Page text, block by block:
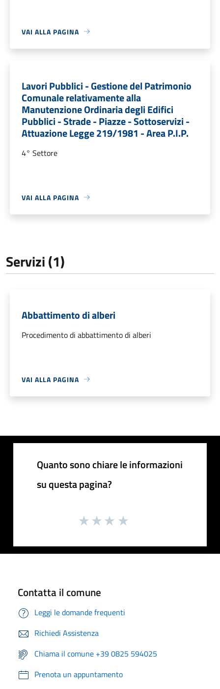
VAI ALLA PAGINA
Lavori Pubblici - Gestione del Patrimonio
Comunale relativamente alla
Manutenzione Ordinaria degli Edifici
Pubblici - Strade - Piazze - Sottoservizi -
Attuazione Legge 219/1981 - Area P.I.P.
4° Settore
VAI ALLA PAGINA
Servizi (1)
Abbattimento di alberi
Procedimento di abbattimento di alberi
VAI ALLA PAGINA
Quanto sono chiare le informazioni
su questa pagina?
Contatta il comune
Leggi le domande frequenti
Richiedi Assistenza
Chiama il comune +39 0825 594025
Prenota un appuntamento